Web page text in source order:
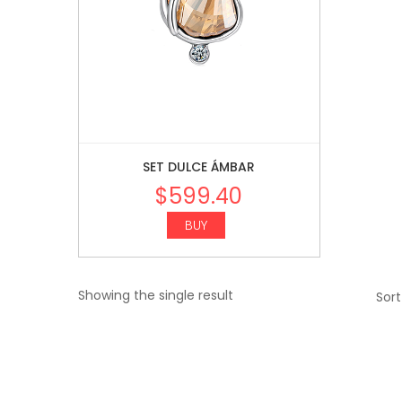
SET DULCE ÁMBAR
$599.40
BUY
Showing the single result